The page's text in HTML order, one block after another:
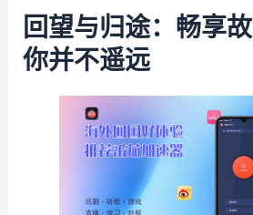
回望与归途：畅享
你并不遥远